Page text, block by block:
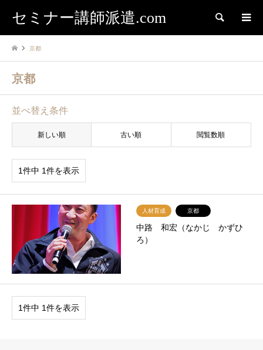
セミナー講師派遣.com 検索
京都
京都
並べ替え条件
新しい順 古い順 閲覧数順
1件中 1件を表示
人材育成 京都
中路 和宏（なかじ かずひ
ろ）
1件中 1件を表示